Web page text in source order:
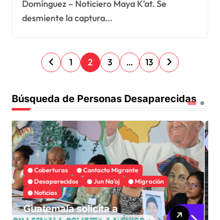
Domínguez – Noticiero Maya K’at. Se
desmiente la captura...
P
g
i
n
a
c
i
1 2 3 … 13
Búsqueda de Personas Desaparecidas
Búsqueda Personas Desaparecidas
Coberturas
Convenio 189 OIT
Desaparecidos
Jun Na'oj Justa Memoria
Esperanza de Justicia,